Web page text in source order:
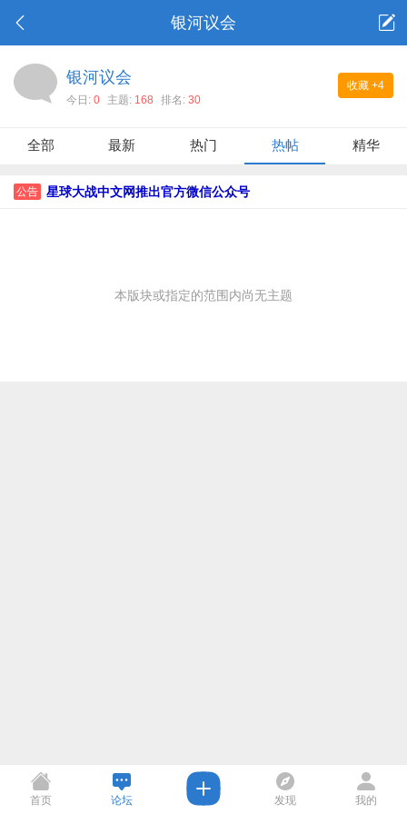
银河议会
收藏 +4
银河议会
今日: 0 主题: 168 排名: 30
全部 最新 热门 热帖 精华
公告 星球大战中文网推出官方微信公众号
本版块或指定的范围内尚无主题
首页 论坛 发现 我的